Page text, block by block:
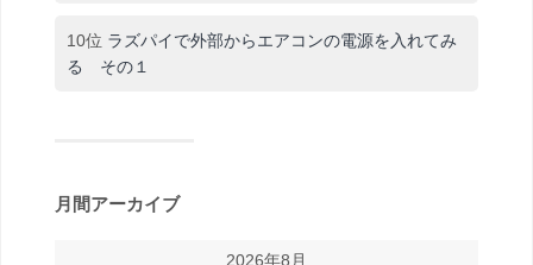
10位 ラズパイで外部からエアコンの電源を入れてみ
る その１
月間アーカイブ
2026年8月